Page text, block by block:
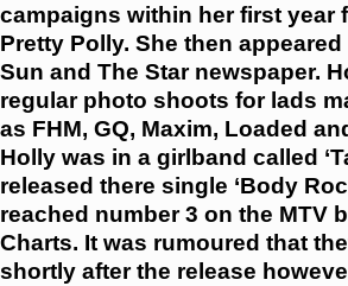
campaigns within her first year
Pretty Polly. She then
Sun and The Star newspaper.
regular photo shoots for lads
as FHM, GQ, Maxim, Loaded
Holly was in a girlband called
released there single ‘Body
reached number 3 on the MTV
Charts. It was rumoured that
shortly after the release